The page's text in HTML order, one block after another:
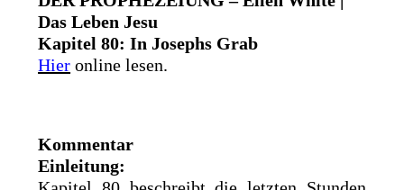
Das Leben Jesu
Kapitel 80: In Josephs Grab
Hier online lesen.
Kommentar
Einleitung: